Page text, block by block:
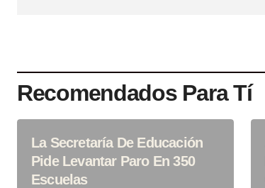
Recomendados Para Tí
La Secretaría De Educación
Pide Levantar Paro En 350
Escuelas